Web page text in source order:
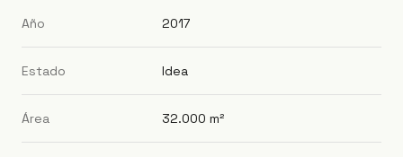
Año 2017
Estado Idea
Área 32.000 m²